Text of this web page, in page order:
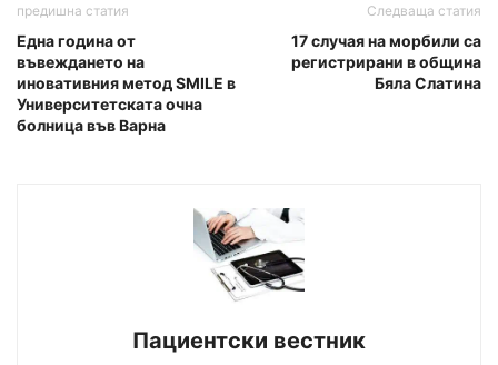
предишна статия
Една година от
въвеждането на
иновативния метод SMILE в
Университетската очна
болница във Варна
Следваща статия
17 случая на морбили са
регистрирани в община
Бяла Слатина
Пациентски вестник